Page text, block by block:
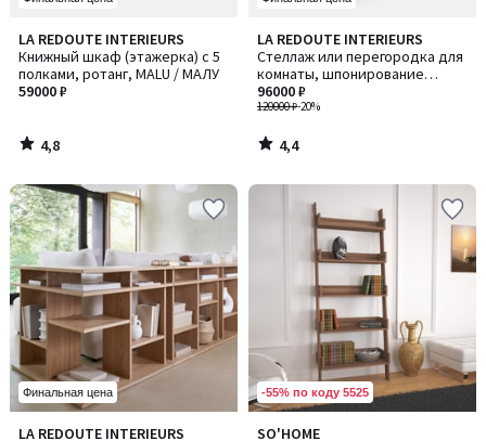
LA REDOUTE INTERIEURS
Книжный шкаф (этажерка) с 5
полками, ротанг, MALU / МАЛУ
59000 ₽
4,8
/ 5
4,8
/
LA REDOUTE INTERIEURS
Стеллаж или перегородка для
комнаты, шпонирование
орехом, сталь, LUXYL /
ЛЮКСИЛ
120000 ₽-20%
96000 ₽
4,4
/ 5
4,4
/
Финальная цена
LA REDOUTE INTERIEURS
4,4
-55% по коду 5525
SO'HOME